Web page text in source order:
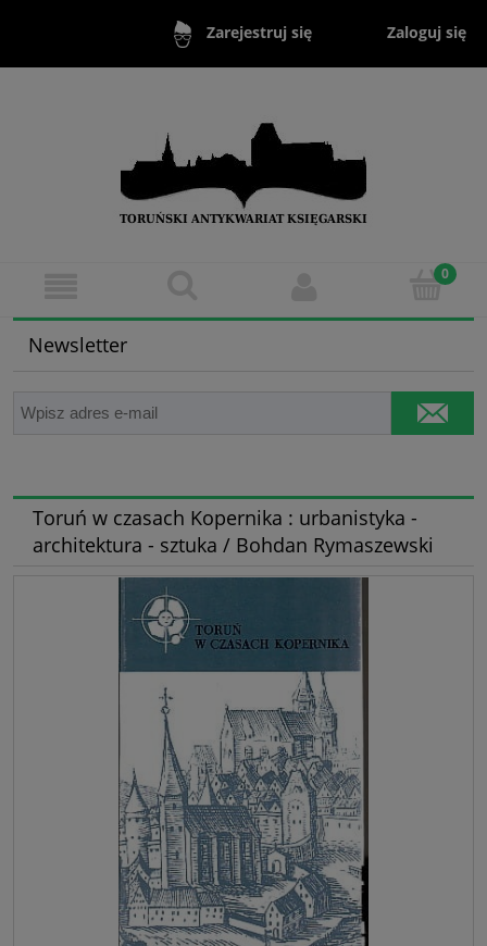
Zarejestruj się Zaloguj się
Newsletter
Toruń w czasach Kopernika : urbanistyka -
architektura - sztuka / Bohdan Rymaszewski